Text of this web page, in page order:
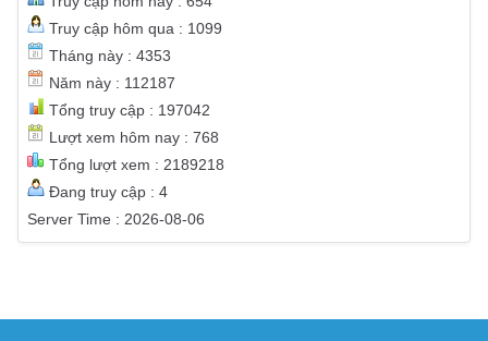
Truy cập hôm qua : 1099
Tháng này : 4353
Năm này : 112187
Tổng truy cập : 197042
Lượt xem hôm nay : 768
Tổng lượt xem : 2189218
Đang truy cập : 4
Server Time : 2026-08-06